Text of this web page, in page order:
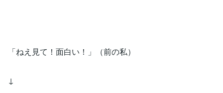
「ねえ見て！面白い！」（前の私）
↓